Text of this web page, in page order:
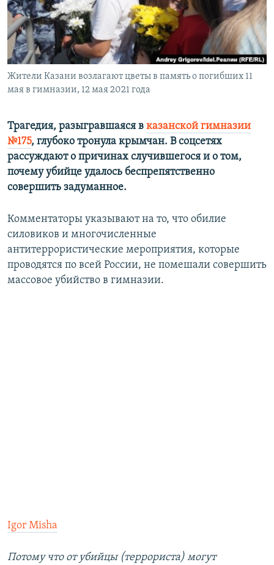
ПОБЕДИТЕЛЕЙ НЕ СУДЯТ?
КРЫМ.НЕПОКОРЕННЫЙ
ELIFBE
УКРАИНСКАЯ ПРОБЛЕМА КРЫМА
ПРИСОЕДИНЯЙТЕСЬ!
Все сайты RFE/RL
Жители Казани возлагают цветы в память о погибших 11
мая в гимназии, 12 мая 2021 года
Трагедия, разыгравшаяся в казанской гимназии
№175, глубоко тронула крымчан. В соцсетях
рассуждают о причинах случившегося и о том,
почему убийце удалось беспрепятственно
совершить задуманное.
Комментаторы указывают на то, что обилие
силовиков и многочисленные
антитеррористические мероприятия, которые
проводятся по всей России, не помешали совершить
массовое убийство в гимназии.
Igor Misha
Потому что от убийцы (террориста) могут